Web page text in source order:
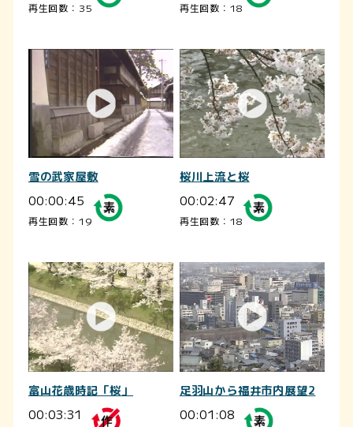
再生回数：35 再生回数：18
雪の武家屋敷
00:00:45
再生回数：19
桜川上流と桜
00:02:47
再生回数：18
富山花歳時記「桜」
00:03:31
足羽山から福井市内展望2
00:01:08